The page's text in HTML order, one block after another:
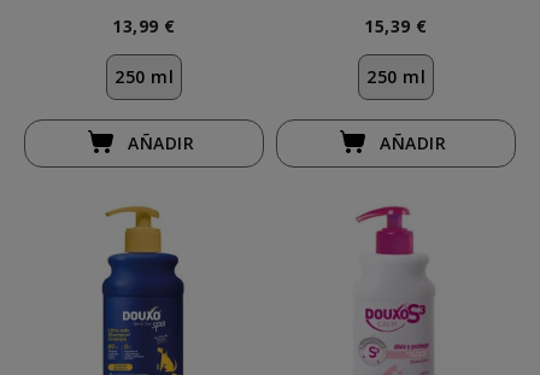
13,99 €
250 ml
AÑADIR
15,39 €
250 ml
AÑADIR